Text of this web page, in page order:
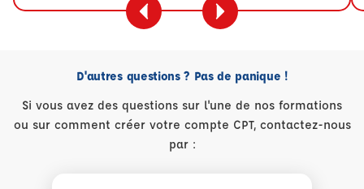
D'autres questions ? Pas de panique !
Si vous avez des questions sur l'une de nos formations
ou sur comment créer votre compte CPT, contactez-nous
par :